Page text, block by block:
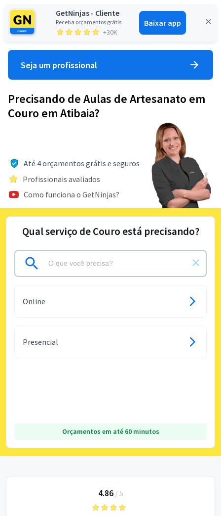
GetNinjas - Cliente
Receba orçamentos grátis
+30K
Baixar app
Entrar
Seja um profissional
Precisando de Aulas de Artesanato em
Couro em Atibaia?
Até 4 orçamentos grátis e seguros
Profissionais avaliados
Como funciona o GetNinjas?
Qual serviço de Couro está precisando?
Online
Presencial
Orçamentos em até 60 minutos
4.86/ 5